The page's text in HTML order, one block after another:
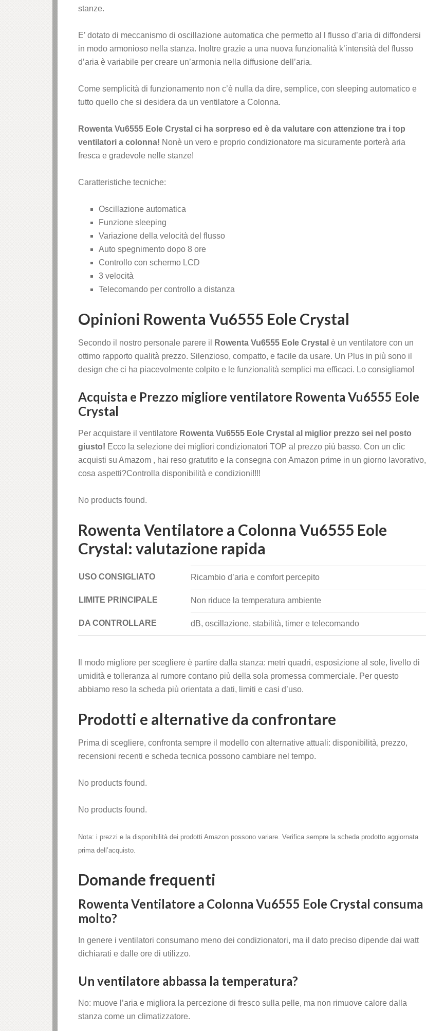
stanze.
E’ dotato di meccanismo di oscillazione automatica che permetto al l flusso d’aria di diffondersi
in modo armonioso nella stanza. Inoltre grazie a una nuova funzionalità k’intensità del flusso
d’aria è variabile per creare un’armonia nella diffusione dell’aria.
Come semplicità di funzionamento non c’è nulla da dire, semplice, con sleeping automatico e
tutto quello che si desidera da un ventilatore a Colonna.
Rowenta Vu6555 Eole Crystal ci ha sorpreso ed è da valutare con attenzione tra i top
ventilatori a colonna! Nonè un vero e proprio condizionatore ma sicuramente porterà aria
fresca e gradevole nelle stanze!
Caratteristiche tecniche:
Oscillazione automatica
Funzione sleeping
Variazione della velocità del flusso
Auto spegnimento dopo 8 ore
Controllo con schermo LCD
3 velocità
Telecomando per controllo a distanza
Opinioni Rowenta Vu6555 Eole Crystal
Secondo il nostro personale parere il Rowenta Vu6555 Eole Crystal è un ventilatore con un
ottimo rapporto qualità prezzo. Silenzioso, compatto, e facile da usare. Un Plus in più sono il
design che ci ha piacevolmente colpito e le funzionalità semplici ma efficaci. Lo consigliamo!
Acquista e Prezzo migliore ventilatore Rowenta Vu6555 Eole
Crystal
Per acquistare il ventilatore Rowenta Vu6555 Eole Crystal al miglior prezzo sei nel posto
giusto! Ecco la selezione dei migliori condizionatori TOP al prezzo più basso. Con un clic
acquisti su Amazom , hai reso gratutito e la consegna con Amazon prime in un giorno lavorativo,
cosa aspetti?Controlla disponibilità e condizioni!!!!
No products found.
Rowenta Ventilatore a Colonna Vu6555 Eole
Crystal: valutazione rapida
USO CONSIGLIATO Ricambio d’aria e comfort percepito
LIMITE PRINCIPALE Non riduce la temperatura ambiente
DA CONTROLLARE dB, oscillazione, stabilità, timer e telecomando
Il modo migliore per scegliere è partire dalla stanza: metri quadri, esposizione al sole, livello di
umidità e tolleranza al rumore contano più della sola promessa commerciale. Per questo
abbiamo reso la scheda più orientata a dati, limiti e casi d’uso.
Prodotti e alternative da confrontare
Prima di scegliere, confronta sempre il modello con alternative attuali: disponibilità, prezzo,
recensioni recenti e scheda tecnica possono cambiare nel tempo.
No products found.
No products found.
Nota: i prezzi e la disponibilità dei prodotti Amazon possono variare. Verifica sempre la scheda prodotto aggiornata
prima dell’acquisto.
Domande frequenti
Rowenta Ventilatore a Colonna Vu6555 Eole Crystal consuma
molto?
In genere i ventilatori consumano meno dei condizionatori, ma il dato preciso dipende dai watt
dichiarati e dalle ore di utilizzo.
Un ventilatore abbassa la temperatura?
No: muove l’aria e migliora la percezione di fresco sulla pelle, ma non rimuove calore dalla
stanza come un climatizzatore.